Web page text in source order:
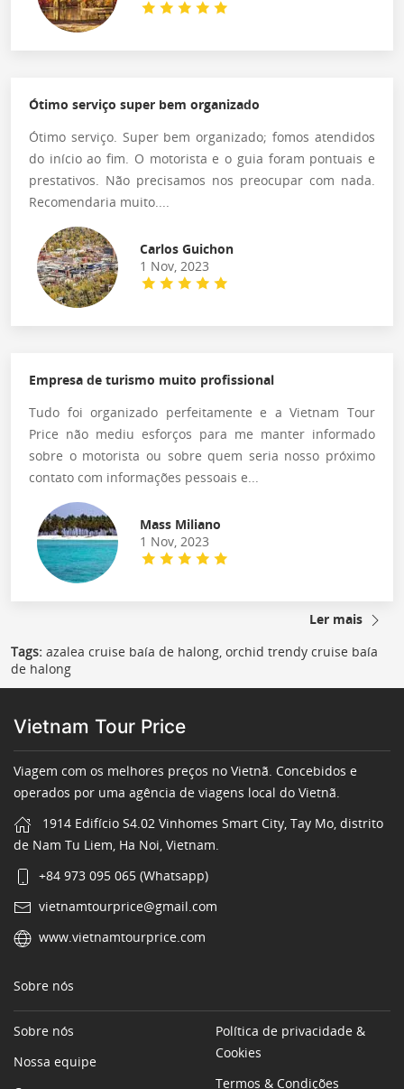
Ótimo serviço super bem organizado
Ótimo serviço. Super bem organizado; fomos atendidos
do início ao fim. O motorista e o guia foram pontuais e
prestativos. Não precisamos nos preocupar com nada.
Recomendaria muito....
Carlos Guichon
1 Nov, 2023
Empresa de turismo muito profissional
Tudo foi organizado perfeitamente e a Vietnam Tour
Price não mediu esforços para me manter informado
sobre o motorista ou sobre quem seria nosso próximo
contato com informações pessoais e...
Mass Miliano
1 Nov, 2023
Ler mais
Tags: azalea cruise baía de halong, orchid trendy cruise baía
de halong
Vietnam Tour Price
Viagem com os melhores preços no Vietnã. Concebidos e
operados por uma agência de viagens local do Vietnã.
1914 Edifício S4.02 Vinhomes Smart City, Tay Mo, distrito
de Nam Tu Liem, Ha Noi, Vietnam.
+84 973 095 065 (Whatsapp)
vietnamtourprice@gmail.com
www.vietnamtourprice.com
Sobre nós
Sobre nós
Nossa equipe
Política de privacidade &
Cookies
Termos & Condições